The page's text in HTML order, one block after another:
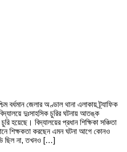
বর্ধমান জেলার অণ্ডাল থানা এলাকায় ট্র্যাফিক
দুঃসাহসিক চুরির ঘটনায় আতঙ্ক
হয়েছে। বিদ্যালয়ের প্রধান শিক্ষিকা সঞ্চিতা
শিক্ষকতা করছেন এমন ঘটনা আগে কোনও
ছিল না, তখনও […]